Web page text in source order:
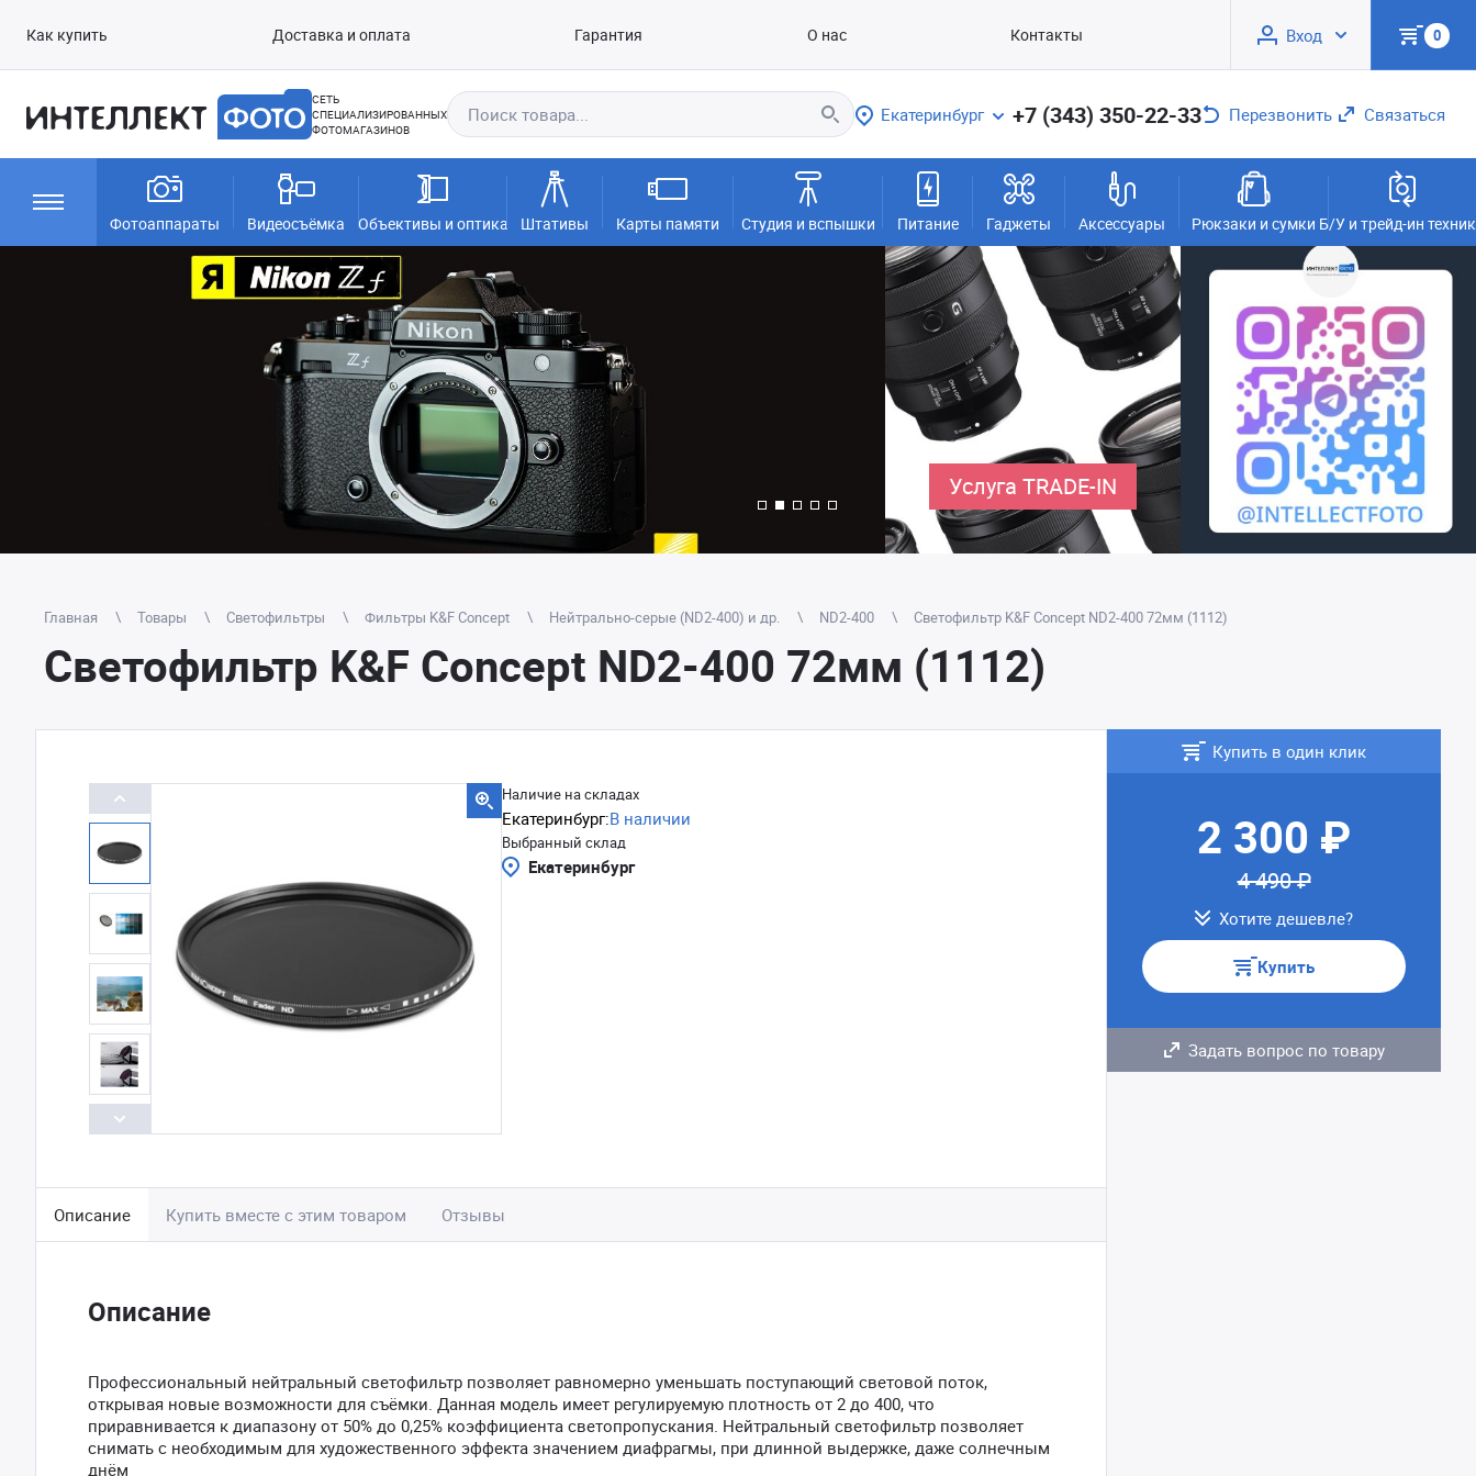
Как купить Доставка и оплата Гарантия О нас Контакты Вход 0
СЕТЬ
СПЕЦИАЛИЗИРОВАННЫХ
ФОТОМАГАЗИНОВ
Екатеринбург +7 (343) 350-22-33 Перезвонить Связаться
Фотоаппараты Видеосъёмка Объективы и оптика Штативы Карты памяти Студия и вспышки Питание Гаджеты Аксессуары Рюкзаки и сумки Б/У и трейд-ин
Услуга TRADE-IN
Главная Товары Светофильтры Фильтры K&F Concept Нейтрально-серые (ND2-400) и др. ND2-400 Светофильтр K&F Concept ND2-400 72мм (1112)
Светофильтр K&F Concept ND2-400 72мм (1112)
Наличие на складах
Екатеринбург:В наличии
Выбранный склад
Екатеринбург
Описание Купить вместе с этим товаром Отзывы
Описание
Профессиональный нейтральный светофильтр позволяет равномерно уменьшать поступающий световой поток,
открывая новые возможности для съёмки. Данная модель имеет регулируемую плотность от 2 до 400, что
приравнивается к диапазону от 50% до 0,25% коэффициента светопропускания. Нейтральный светофильтр позволяет
снимать с необходимым для художественного эффекта значением диафрагмы, при длинной выдержке, даже солнечным
днём
Купить в один клик
2 300 ₽
4 490 ₽
Хотите дешевле?
Купить
Задать вопрос по товару